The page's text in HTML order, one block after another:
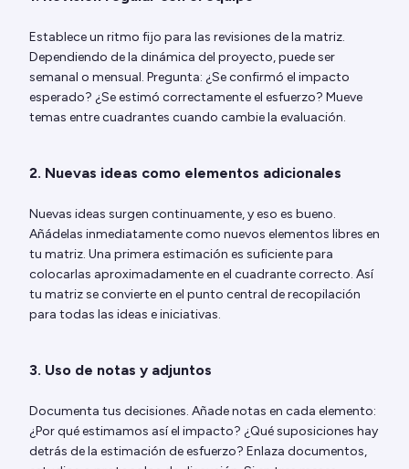
Establece un ritmo fijo para las revisiones de la matriz.
Dependiendo de la dinámica del proyecto, puede ser
semanal o mensual. Pregunta: ¿Se confirmó el impacto
esperado? ¿Se estimó correctamente el esfuerzo? Mueve
temas entre cuadrantes cuando cambie la evaluación.
2. Nuevas ideas como elementos adicionales
Nuevas ideas surgen continuamente, y eso es bueno.
Añádelas inmediatamente como nuevos elementos libres en
tu matriz. Una primera estimación es suficiente para
colocarlas aproximadamente en el cuadrante correcto. Así
tu matriz se convierte en el punto central de recopilación
para todas las ideas e iniciativas.
3. Uso de notas y adjuntos
Documenta tus decisiones. Añade notas en cada elemento:
¿Por qué estimamos así el impacto? ¿Qué suposiciones hay
detrás de la estimación de esfuerzo? Enlaza documentos,